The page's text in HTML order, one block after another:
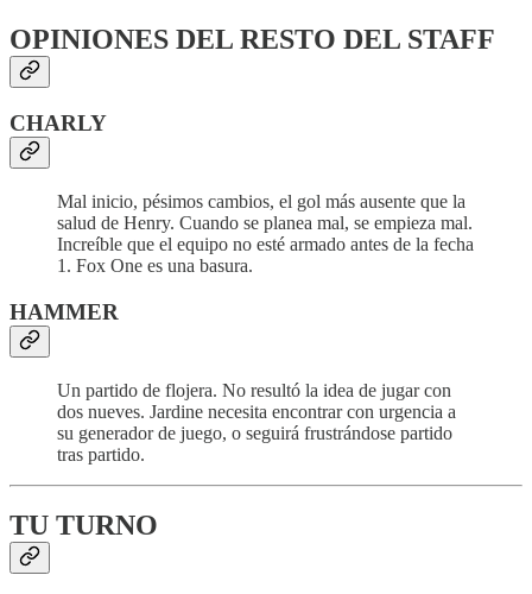
OPINIONES DEL RESTO DEL STAFF
CHARLY
Mal inicio, pésimos cambios, el gol más ausente que la
salud de Henry. Cuando se planea mal, se empieza mal.
Increíble que el equipo no esté armado antes de la fecha
1. Fox One es una basura.
HAMMER
Un partido de flojera. No resultó la idea de jugar con
dos nueves. Jardine necesita encontrar con urgencia a
su generador de juego, o seguirá frustrándose partido
tras partido.
TU TURNO